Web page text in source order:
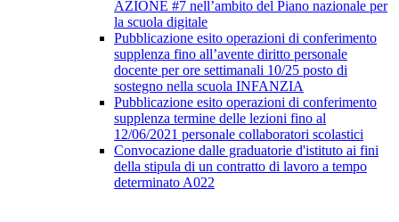
AZIONE #7 nell’ambito del Piano nazionale per
la scuola digitale
Pubblicazione esito operazioni di conferimento
supplenza fino all’avente diritto personale
docente per ore settimanali 10/25 posto di
sostegno nella scuola INFANZIA
Pubblicazione esito operazioni di conferimento
supplenza termine delle lezioni fino al
12/06/2021 personale collaboratori scolastici
Convocazione dalle graduatorie d'istituto ai fini
della stipula di un contratto di lavoro a tempo
determinato A022